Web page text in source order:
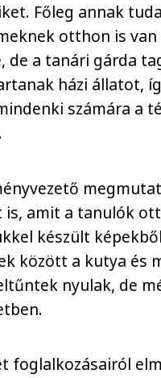
Főleg annak
otthon is van
de a tanári gárda
házi állatot,
számára a
is, amit a tanulók
készült
között a kutya és
nyulak, de
foglalkozásairól